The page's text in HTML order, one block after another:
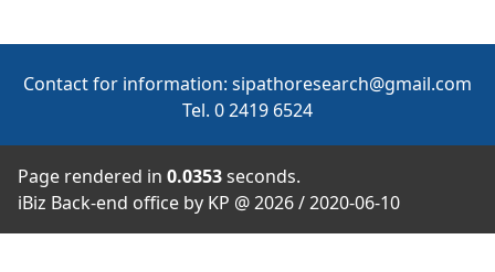
Contact for information: sipathoresearch@gmail.com
Tel. 0 2419 6524
Page rendered in 0.0353seconds.
iBiz Back-end office by KP @ 2026 / 2020-06-10